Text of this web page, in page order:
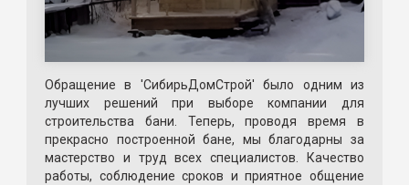
Обращение в 'СибирьДомСтрой' было одним из
лучших решений при выборе компании для
строительства бани. Теперь, проводя время в
прекрасно построенной бане, мы благодарны за
мастерство и труд всех специалистов. Качество
работы, соблюдение сроков и приятное общение